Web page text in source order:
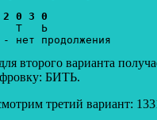
0 3 0
Т   Ь
второго варианта
БИТЬ.
третий вариант: